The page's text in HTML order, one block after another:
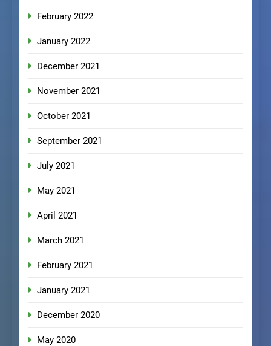
February 2022
January 2022
December 2021
November 2021
October 2021
September 2021
July 2021
May 2021
April 2021
March 2021
February 2021
January 2021
December 2020
May 2020